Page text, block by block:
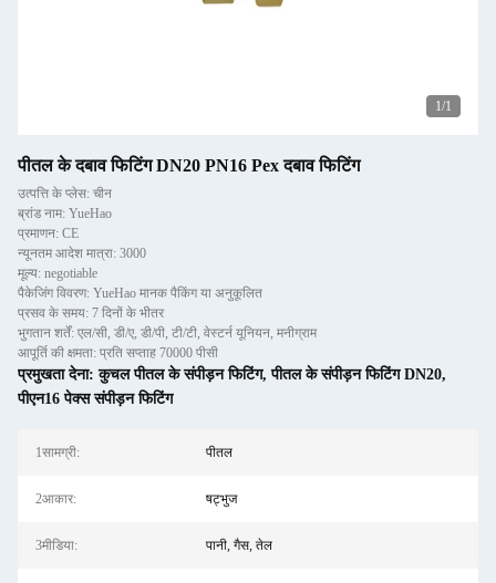
1/1
पीतल के दबाव फिटिंग DN20 PN16 Pex दबाव फिटिंग
उत्पत्ति के प्लेस: चीन
ब्रांड नाम: YueHao
प्रमाणन: CE
न्यूनतम आदेश मात्रा: 3000
मूल्य: negotiable
पैकेजिंग विवरण: YueHao मानक पैकिंग या अनुकूलित
प्रसव के समय: 7 दिनों के भीतर
भुगतान शर्तें: एल/सी, डी/ए, डी/पी, टी/टी, वेस्टर्न यूनियन, मनीग्राम
आपूर्ति की क्षमता: प्रति सप्ताह 70000 पीसी
प्रमुखता देना:कुचल पीतल के संपीड़न फिटिंग,पीतल के संपीड़न फिटिंग DN20,
पीएन16 पेक्स संपीड़न फिटिंग
1सामग्री: पीतल
2आकार: षट्भुज
3मीडिया: पानी, गैस, तेल